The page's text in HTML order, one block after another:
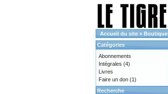
Accueil du site » Boutique
Catégories
Abonnements
Intégrales (4)
Livres
Faire un don (1)
Recherche